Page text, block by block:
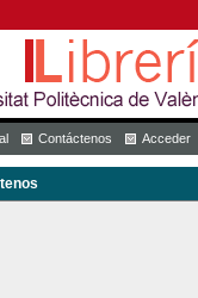
Contáctenos Acceder